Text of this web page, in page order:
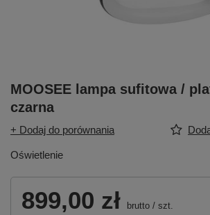
MOOSEE lampa sufitowa /
czarna
+ Dodaj do porównania
Oświetlenie
899,00 zł brutto / szt.